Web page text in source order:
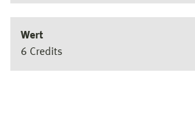
Wert
6 Credits